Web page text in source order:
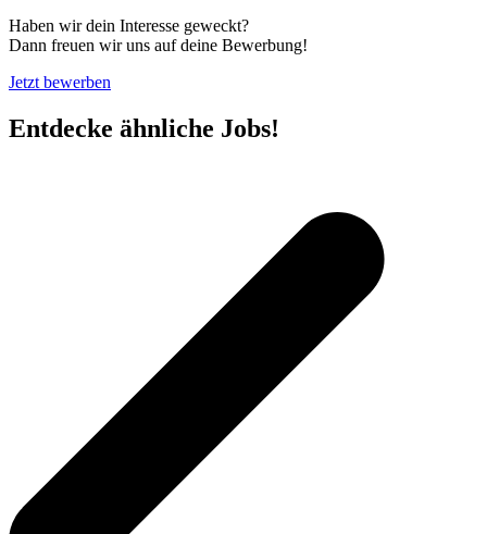
Haben wir dein Interesse geweckt?
Dann freuen wir uns auf deine Bewerbung!
Jetzt bewerben
Entdecke ähnliche Jobs!